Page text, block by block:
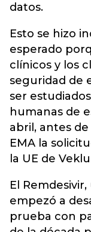
datos.
Esto se hizo
esperado
clínicos y los
seguridad de
ser
humanas de
abril, antes
EMA la
la UE de
El
empezó a
prueba con